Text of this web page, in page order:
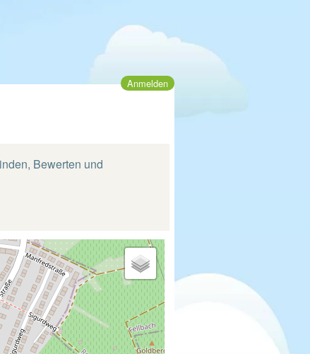
Anmelden
Bewerten und